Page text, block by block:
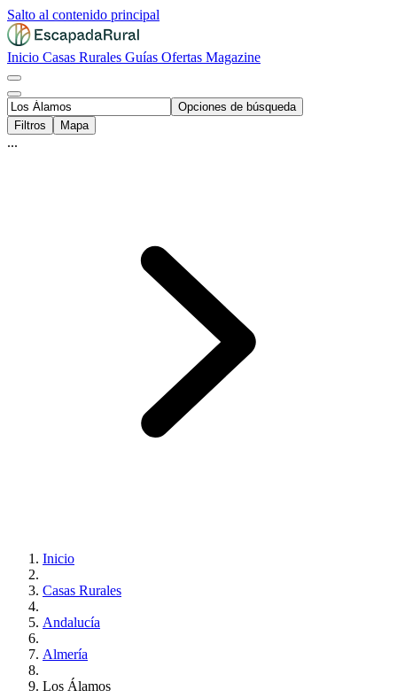
Salto al contenido principal
Inicio Casas Rurales Guías Ofertas Magazine
Opciones de búsqueda
Filtros
Mapa
...
Inicio
Casas Rurales
Andalucía
Almería
Los Álamos